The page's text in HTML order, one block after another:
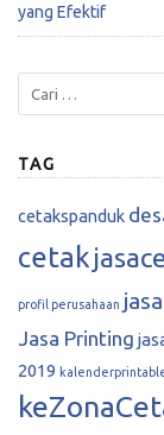
yang Efektif
TAG
cetakspanduk
cetak
profil perusahaan
Jasa Printing
2019